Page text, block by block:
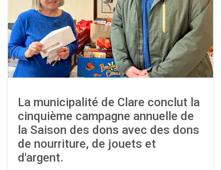
La municipalité de Clare conclut la
cinquième campagne annuelle de
la Saison des dons avec des dons
de nourriture, de jouets et
d'argent.